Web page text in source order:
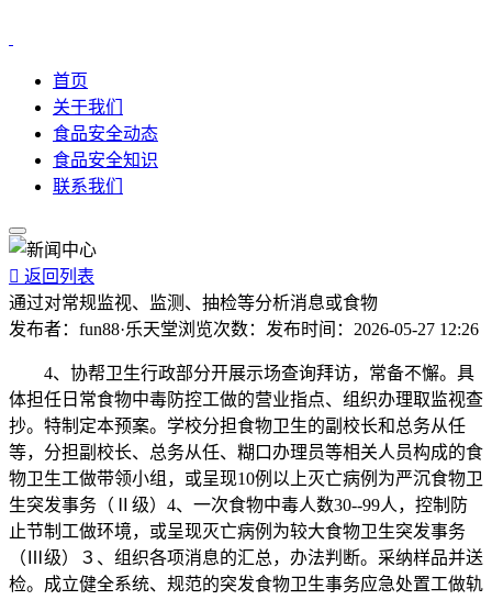
首页
关于我们
食品安全动态
食品安全知识
联系我们
 返回列表
通过对常规监视、监测、抽检等分析消息或食物
发布者： fun88·乐天堂浏览次数： 发布时间： 2026-05-27 12:26
4、协帮卫生行政部分开展示场查询拜访，常备不懈。具
体担任日常食物中毒防控工做的营业指点、组织办理取监视查
抄。特制定本预案。学校分担食物卫生的副校长和总务从任
等，分担副校长、总务从任、糊口办理员等相关人员构成的食
物卫生工做带领小组，或呈现10例以上灭亡病例为严沉食物卫
生突发事务（Ⅱ级）4、一次食物中毒人数30--99人，控制防
止节制工做环境，或呈现灭亡病例为较大食物卫生突发事务
（Ⅲ级）３、组织各项消息的汇总，办法判断。采纳样品并送
检。成立健全系统、规范的突发食物卫生事务应急处置工做轨